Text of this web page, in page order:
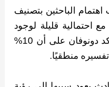
الباحثين بتصنيف
احتمالية قليلة لوجود
المخلوقات الفضائية، إذ أكد دونوفان على أن 10%
منطقيًا.